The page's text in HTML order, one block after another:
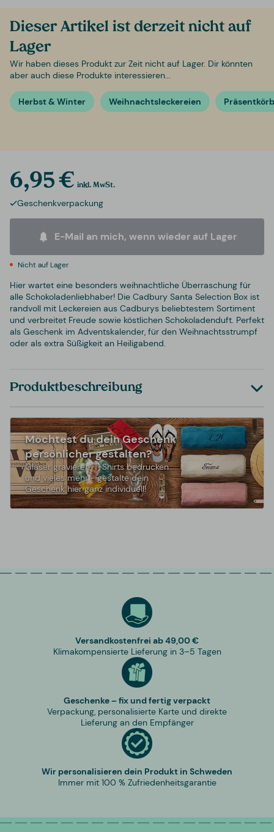
Dieser Artikel ist derzeit nicht auf
Lager
Wir haben dieses Produkt zur Zeit nicht auf Lager. Dir könnten
aber auch diese Produkte interessieren...
Herbst & Winter Weihnachtsleckereien
6,95 € inkl. MwSt.
Geschenkverpackung
E-Mail an mich, wenn wieder auf Lager
Nicht auf Lager
Hier wartet eine besonders weihnachtliche Überraschung für
alle Schokoladenliebhaber! Die Cadbury Santa Selection Box ist
randvoll mit Leckereien aus Cadburys beliebtestem Sortiment
und verbreitet Freude sowie köstlichen Schokoladenduft. Perfekt
als Geschenk im Adventskalender, für den Weihnachtsstrumpf
oder als extra Süßigkeit an Heiligabend.
Produktbeschreibung
Möchtest du dein Geschenk
persönlicher gestalten?
Gläser gravieren, T-Shirts bedrucken
und vieles mehr - gestalte dein
Geschenk hier ganz individuell!
Versandkostenfrei ab 49,00 €
Klimakompensierte Lieferung in 3–5 Tagen
Geschenke – fix und fertig verpackt
Verpackung, personalisierte Karte und direkte
Lieferung an den Empfänger
Wir personalisieren dein Produkt in Schweden
Immer mit 100 % Zufriedenheitsgarantie